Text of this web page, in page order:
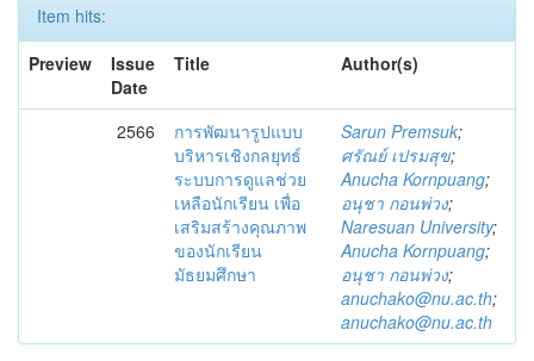
Item hits:
Preview
Issue
Date
Title Author(s)
2566
การพัฒนารูปแบบ
บริหารเชิงกลยุทธ์
ระบบการดูแลช่วย
เหลือนักเรียน เพื่อ
เสริมสร้างคุณภาพ
ของนักเรียน
มัธยมศึกษา
Sarun Premsuk;
ศรัณย์ เปรมสุข;
Anucha Kornpuang;
อนุชา กอนพ่วง;
Naresuan University;
Anucha Kornpuang;
อนุชา กอนพ่วง;
anuchako@nu.ac.th;
anuchako@nu.ac.th